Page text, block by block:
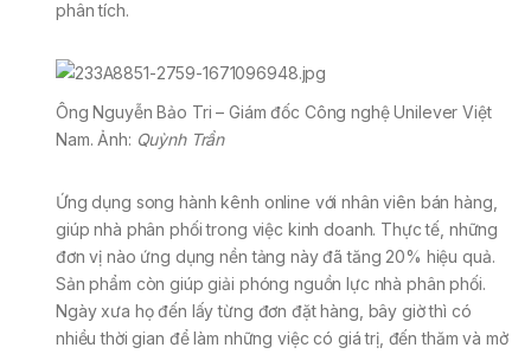
phân tích.
Ông Nguyễn Bảo Tri – Giám đốc Công nghệ Unilever Việt
Nam. Ảnh: Quỳnh Trần
Ứng dụng song hành kênh online với nhân viên bán hàng,
giúp nhà phân phối trong việc kinh doanh. Thực tế, những
đơn vị nào ứng dụng nền tảng này đã tăng 20% hiệu quả.
Sản phẩm còn giúp giải phóng nguồn lực nhà phân phối.
Ngày xưa họ đến lấy từng đơn đặt hàng, bây giờ thì có
nhiều thời gian để làm những việc có giá trị, đến thăm và mở